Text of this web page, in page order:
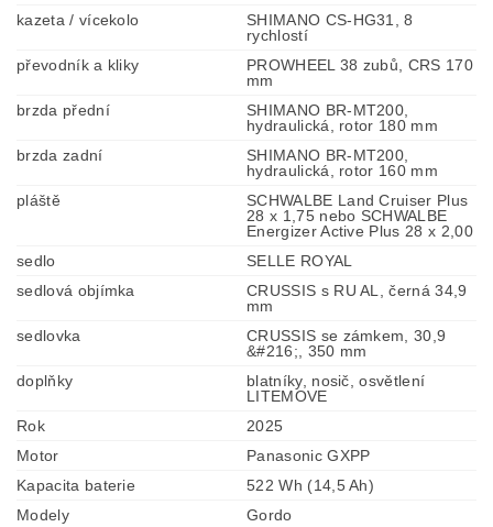
kazeta / vícekolo
SHIMANO CS-HG31, 8
rychlostí
převodník a kliky
PROWHEEL 38 zubů, CRS 170
mm
brzda přední
SHIMANO BR-MT200,
hydraulická, rotor 180 mm
brzda zadní
SHIMANO BR-MT200,
hydraulická, rotor 160 mm
pláště
SCHWALBE Land Cruiser Plus
28 x 1,75 nebo SCHWALBE
Energizer Active Plus 28 x 2,00
sedlo
SELLE ROYAL
sedlová objímka
CRUSSIS s RU AL, černá 34,9
mm
sedlovka
CRUSSIS se zámkem, 30,9
&#216;, 350 mm
doplňky
blatníky, nosič, osvětlení
LITEMOVE
Rok
2025
Motor
Panasonic GXPP
Kapacita baterie
522 Wh (14,5 Ah)
Modely
Gordo